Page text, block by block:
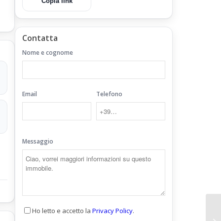
Contatta
Nome e cognome
Email Telefono
Messaggio
Ho letto e accetto la Privacy Policy.